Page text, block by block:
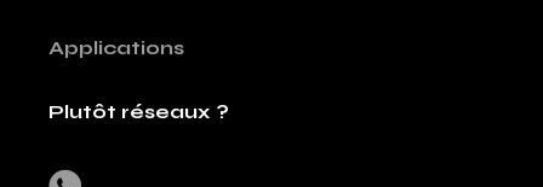
Applications
Plutôt réseaux ?